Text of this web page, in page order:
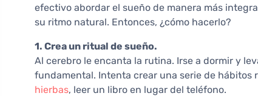
efectivo abordar el sueño de manera más
su ritmo natural. Entonces, ¿cómo hacerlo?
1. Crea un ritual de sueño.
Al cerebro le encanta la rutina. Irse a dormir y
fundamental. Intenta crear una serie de hábitos
hierbas, leer un libro en lugar del teléfono.